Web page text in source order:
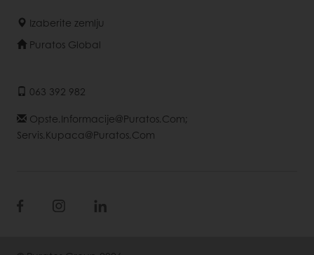
Izaberite zemlju
Puratos Global
063 392 982
Opste.informacije@puratos.com;
Servis.kupaca@puratos.com